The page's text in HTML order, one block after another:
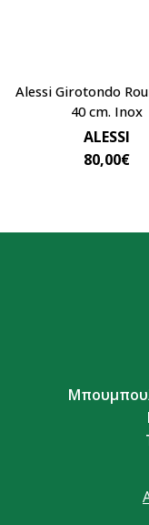
Alessi Girotondo
40 cm. Inox
ALESSI
80,00€